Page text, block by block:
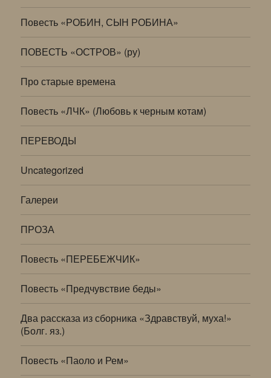
Повесть «РОБИН, СЫН РОБИНА»
ПОВЕСТЬ «ОСТРОВ» (ру)
Про старые времена
Повесть «ЛЧК» (Любовь к черным котам)
ПЕРЕВОДЫ
Uncategorized
Галереи
ПРОЗА
Повесть «ПЕРЕБЕЖЧИК»
Повесть «Предчувствие беды»
Два рассказа из сборника «Здравствуй, муха!»
(Болг. яз.)
Повесть «Паоло и Рем»